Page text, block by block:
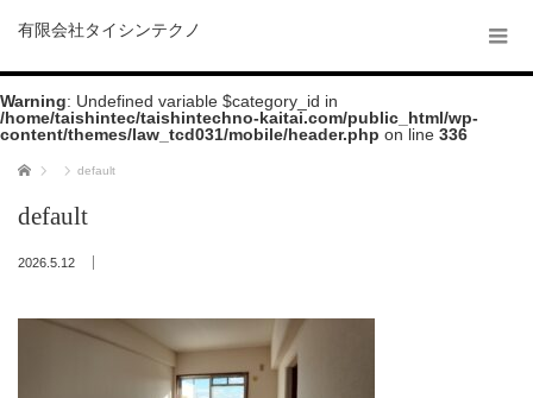
有限会社タイシンテクノ
Warning: Undefined variable $category_id in
/home/taishintec/taishintechno-kaitai.com/public_html/wp-
content/themes/law_tcd031/mobile/header.php on line 336
ホーム default
default
2026.5.12